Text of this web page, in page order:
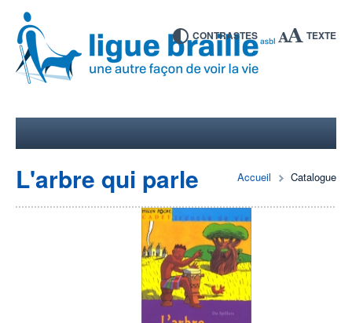
CONTRASTES TEXTE
Accueil Catalogue
L'arbre qui parle